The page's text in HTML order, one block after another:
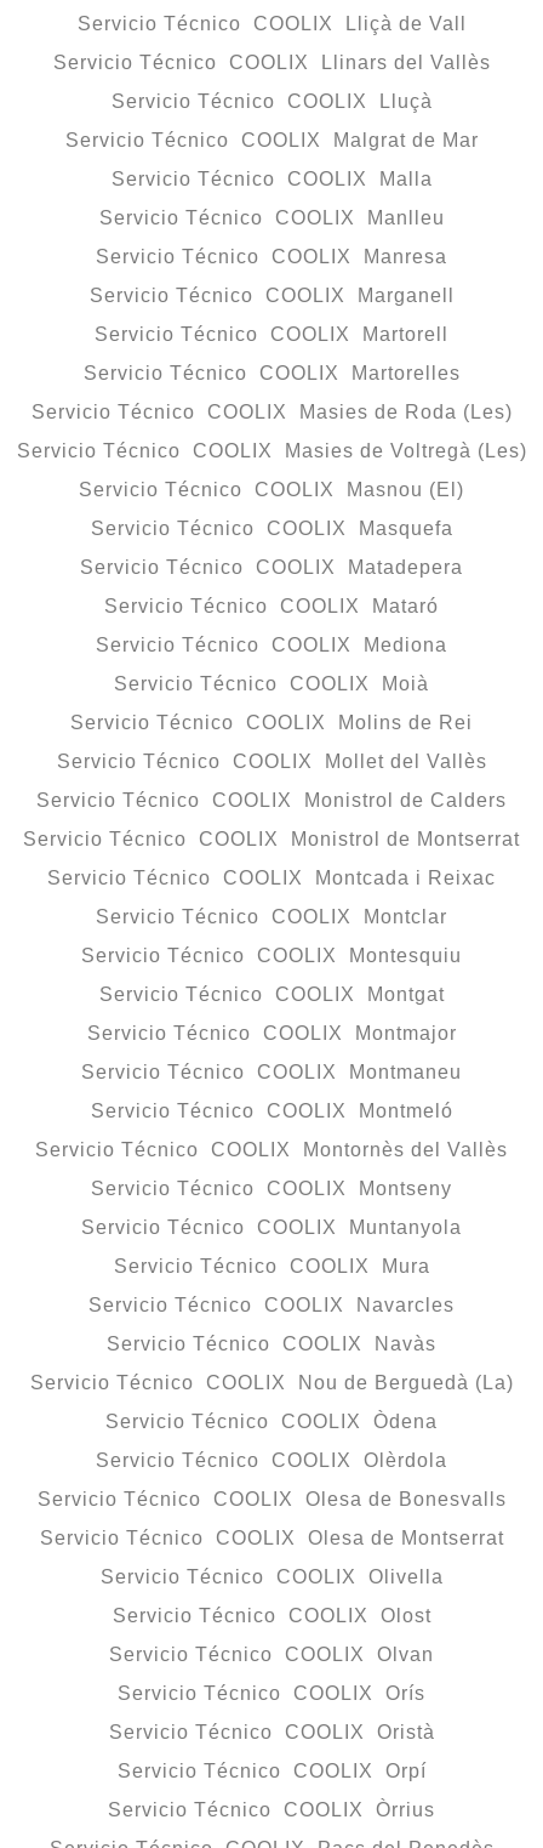
Servicio Técnico COOLIX Lliçà de Vall
Servicio Técnico COOLIX Llinars del Vallès
Servicio Técnico COOLIX Lluçà
Servicio Técnico COOLIX Malgrat de Mar
Servicio Técnico COOLIX Malla
Servicio Técnico COOLIX Manlleu
Servicio Técnico COOLIX Manresa
Servicio Técnico COOLIX Marganell
Servicio Técnico COOLIX Martorell
Servicio Técnico COOLIX Martorelles
Servicio Técnico COOLIX Masies de Roda (Les)
Servicio Técnico COOLIX Masies de Voltregà (Les)
Servicio Técnico COOLIX Masnou (El)
Servicio Técnico COOLIX Masquefa
Servicio Técnico COOLIX Matadepera
Servicio Técnico COOLIX Mataró
Servicio Técnico COOLIX Mediona
Servicio Técnico COOLIX Moià
Servicio Técnico COOLIX Molins de Rei
Servicio Técnico COOLIX Mollet del Vallès
Servicio Técnico COOLIX Monistrol de Calders
Servicio Técnico COOLIX Monistrol de Montserrat
Servicio Técnico COOLIX Montcada i Reixac
Servicio Técnico COOLIX Montclar
Servicio Técnico COOLIX Montesquiu
Servicio Técnico COOLIX Montgat
Servicio Técnico COOLIX Montmajor
Servicio Técnico COOLIX Montmaneu
Servicio Técnico COOLIX Montmeló
Servicio Técnico COOLIX Montornès del Vallès
Servicio Técnico COOLIX Montseny
Servicio Técnico COOLIX Muntanyola
Servicio Técnico COOLIX Mura
Servicio Técnico COOLIX Navarcles
Servicio Técnico COOLIX Navàs
Servicio Técnico COOLIX Nou de Berguedà (La)
Servicio Técnico COOLIX Òdena
Servicio Técnico COOLIX Olèrdola
Servicio Técnico COOLIX Olesa de Bonesvalls
Servicio Técnico COOLIX Olesa de Montserrat
Servicio Técnico COOLIX Olivella
Servicio Técnico COOLIX Olost
Servicio Técnico COOLIX Olvan
Servicio Técnico COOLIX Orís
Servicio Técnico COOLIX Oristà
Servicio Técnico COOLIX Orpí
Servicio Técnico COOLIX Òrrius